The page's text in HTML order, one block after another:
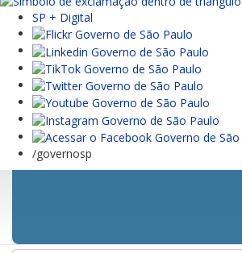
SP + Digital
/governosp